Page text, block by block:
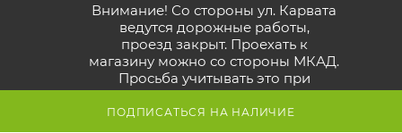
ПОДПИСАТЬСЯ НА НАЛИЧИЕ
Внимание! Со стороны ул. Карвата
ведутся дорожные работы,
проезд закрыт. Проехать к
магазину можно со стороны МКАД.
Просьба учитывать это при
построении маршрута.Смотрите
карту объезда